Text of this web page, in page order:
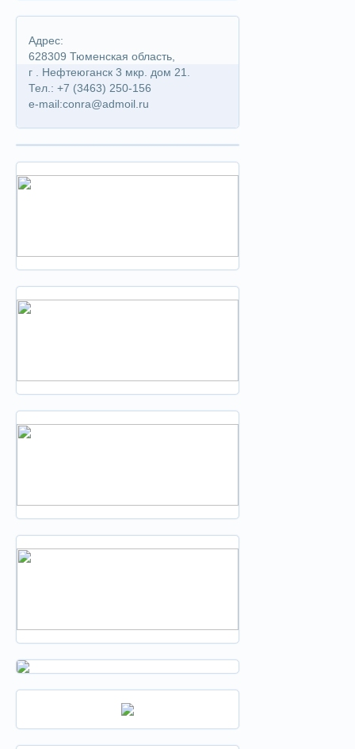
Адрес:
628309 Тюменская область,
г . Нефтеюганск 3 мкр. дом 21.
Тел.: +7 (3463) 250-156
e-mail:conra@admoil.ru